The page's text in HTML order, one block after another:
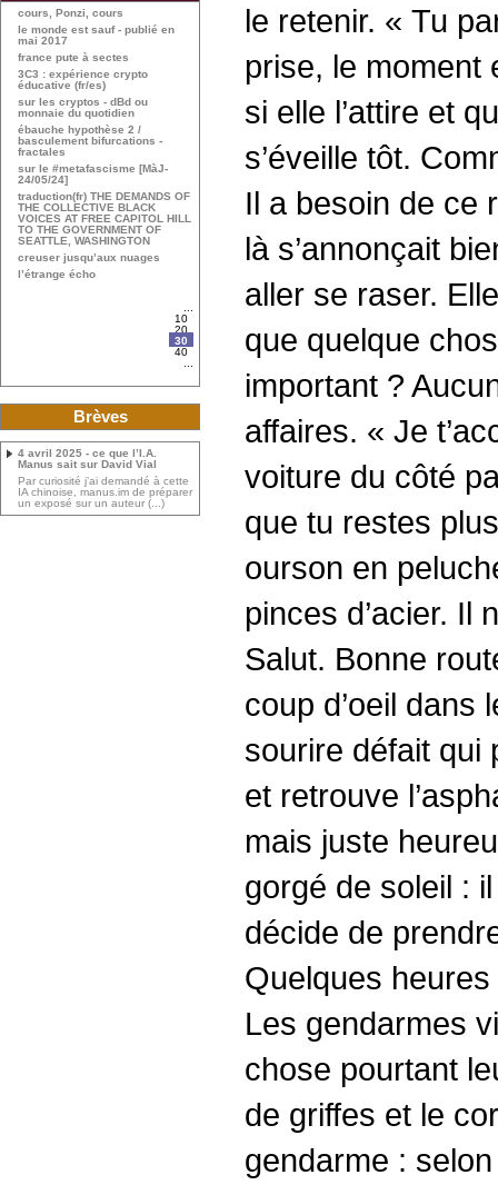
le retenir. « Tu
prise, le moment
si elle l’attire et
s’éveille tôt.
Il a besoin de ce
là s’annonçait
aller se raser.
que quelque
important ?
affaires. « Je
voiture du côté
que tu restes
ourson en
pinces d’acier. Il
Salut. Bonne
coup d’oeil dans
sourire défait qui
et retrouve
mais juste
gorgé de soleil :
décide de
Quelques
Les gendarmes
chose pourtant
de griffes et le
gendarme :
cours, Ponzi, cours
le monde est sauf - publié en
mai 2017
france pute à sectes
3C3 : expérience crypto
éducative (fr/es)
sur les cryptos - dBd ou
monnaie du quotidien
ébauche hypothèse 2 /
basculement bifurcations -
fractales
sur le #metafascisme [MàJ-
24/05/24]
traduction(fr) THE DEMANDS OF
THE COLLECTIVE BLACK
VOICES AT FREE CAPITOL HILL
TO THE GOVERNMENT OF
SEATTLE, WASHINGTON
creuser jusqu’aux nuages
l’étrange écho
10
20
30
40
Brèves
4 avril 2025 - ce que l’I.A.
Manus sait sur David Vial
Par curiosité j’ai demandé à cette
IA chinoise, manus.im de préparer
un exposé sur un auteur (...)